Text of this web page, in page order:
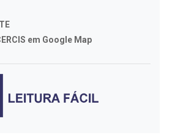
em Google Map